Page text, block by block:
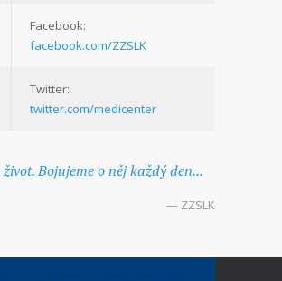
Facebook:
facebook.com/ZZSLK
Twitter:
twitter.com/medicenter
Bojujeme o něj každý den...
— ZZSLK